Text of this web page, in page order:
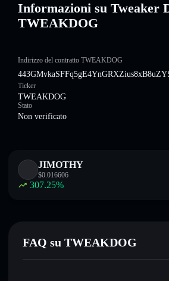
Informazioni su Tweaker
TWEAKDOG
Indirizzo del contratto TWEAKDOG
Ticker
TWEAKDOG
Stato
Non verificato
JIMOTHY
$0.016606
307.25%
FAQ su TWEAKDOG